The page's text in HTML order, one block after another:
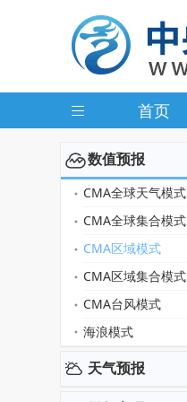
首页
数值预报
CMA全球天气模式
CMA全球集合模式
CMA区域模式
CMA区域集合模式
CMA台风模式
海浪模式
天气预报